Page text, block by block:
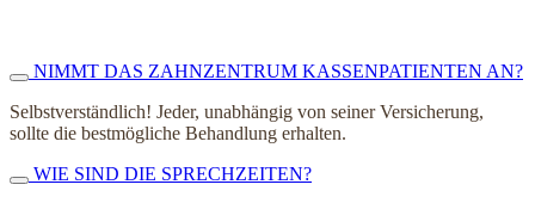
NIMMT DAS ZAHNZENTRUM KASSENPATIENTEN AN?
Selbstverständlich! Jeder, unabhängig von seiner Versicherung,
sollte die bestmögliche Behandlung erhalten.
WIE SIND DIE SPRECHZEITEN?